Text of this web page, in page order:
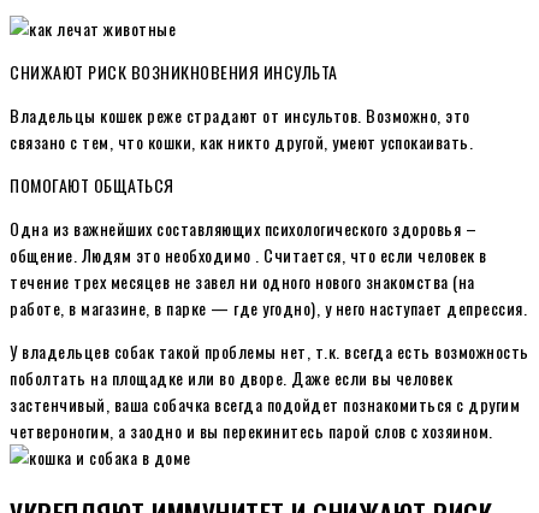
СНИЖАЮТ РИСК ВОЗНИКНОВЕНИЯ ИНСУЛЬТА
Владельцы кошек реже страдают от инсультов. Возможно, это
связано с тем, что кошки, как никто другой, умеют успокаивать.
ПОМОГАЮТ ОБЩАТЬСЯ
Одна из важнейших составляющих психологического здоровья –
общение. Людям это необходимо . Считается, что если человек в
течение трех месяцев не завел ни одного нового знакомства (на
работе, в магазине, в парке — где угодно), у него наступает депрессия.
У владельцев собак такой проблемы нет, т.к. всегда есть возможность
поболтать на площадке или во дворе. Даже если вы человек
застенчивый, ваша собачка всегда подойдет познакомиться с другим
четвероногим, а заодно и вы перекинитесь парой слов с хозяином.